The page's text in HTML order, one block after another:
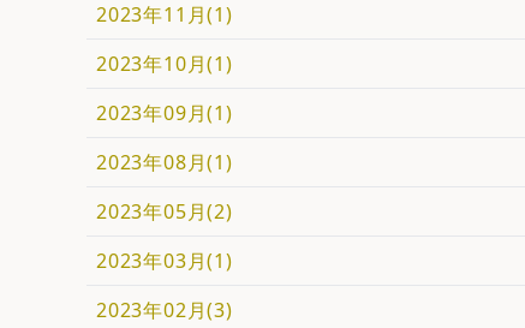
2023年11月(1)
2023年10月(1)
2023年09月(1)
2023年08月(1)
2023年05月(2)
2023年03月(1)
2023年02月(3)